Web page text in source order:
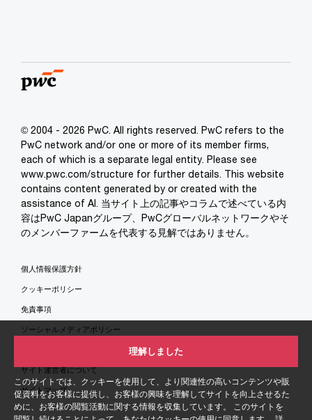
このサイトでは、クッキーを使用して、より関連性の高いコンテンツや販
促資料をお客様に提供し、お客様の興味を理解してサイトを向上させるた
めに、お客様の閲覧活動に関する情報を収集しています。 このサイトを
理解しました
© 2004 - 2026 PwC. All rights reserved. PwC refers to the
PwC network and/or one or more of its member firms,
each of which is a separate legal entity. Please see
www.pwc.com/structure for further details. This website
contains content generated by or created with the
assistance of AI. 当サイト上の記事やコラムで述べている内
容はPwC Japanグループ、PwCグローバルネットワークやそ
のメンバーファームを代表する見解ではありません。
個人情報保護方針
クッキーポリシー
免責事項
ソーシャルメディアポリシー
サイト運営者について
サイトマップ